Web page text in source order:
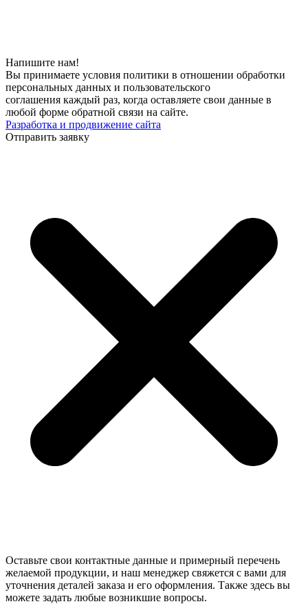
Напишите нам!
Вы принимаете условия политики в отношении обработки
персональных данных и пользовательского
соглашения каждый раз, когда оставляете свои данные в
любой форме обратной связи на сайте.
Разработка и продвижение сайта
Отправить заявку
Оставьте свои контактные данные и примерный перечень
желаемой продукции, и наш менеджер свяжется с вами для
уточнения деталей заказа и его оформления. Также здесь вы
можете задать любые возникшие вопросы.